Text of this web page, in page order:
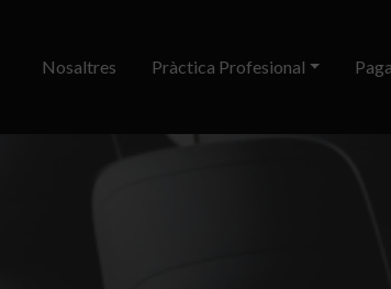
Nosaltres Pràctica Profesional